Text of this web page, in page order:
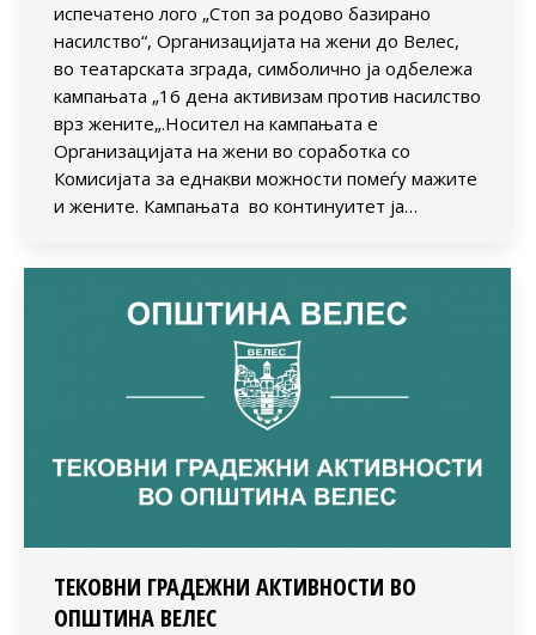
испечатено лого „Стоп за родово базирано
насилство“, Организацијата на жени до Велес,
во театарската зграда, симболично ја одбележа
кампањата „16 дена активизам против насилство
врз жените„.Носител на кампањата е
Организацијата на жени во соработка со
Комисијата за еднакви можности помеѓу мажите
и жените. Кампањата во континуитет ја…
ТЕКОВНИ ГРАДЕЖНИ АКТИВНОСТИ ВО
ОПШТИНА ВЕЛЕС